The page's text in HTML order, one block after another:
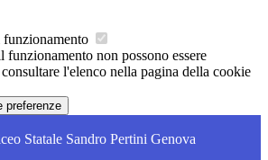
funzionamento
funzionamento non possono essere
l'elenco nella pagina della cookie
preferenze
Statale Sandro Pertini Genova